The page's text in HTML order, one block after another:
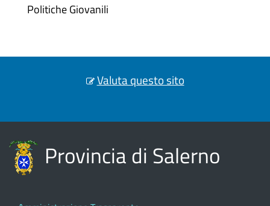
Politiche Giovanili
Valuta questo sito
Provincia di Salerno